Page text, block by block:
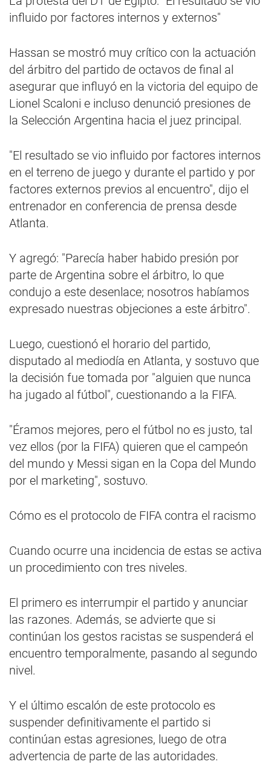
influido por factores internos y externos"
Hassan se mostró muy crítico con la actuación
del árbitro del partido de octavos de final al
asegurar que influyó en la victoria del equipo de
Lionel Scaloni e incluso denunció presiones de
la Selección Argentina hacia el juez principal.
"El resultado se vio influido por factores internos
en el terreno de juego y durante el partido y por
factores externos previos al encuentro", dijo el
entrenador en conferencia de prensa desde
Atlanta.
Y agregó: "Parecía haber habido presión por
parte de Argentina sobre el árbitro, lo que
condujo a este desenlace; nosotros habíamos
expresado nuestras objeciones a este árbitro".
Luego, cuestionó el horario del partido,
disputado al mediodía en Atlanta, y sostuvo que
la decisión fue tomada por "alguien que nunca
ha jugado al fútbol", cuestionando a la FIFA.
"Éramos mejores, pero el fútbol no es justo, tal
vez ellos (por la FIFA) quieren que el campeón
del mundo y Messi sigan en la Copa del Mundo
por el marketing", sostuvo.
Cómo es el protocolo de FIFA contra el racismo
Cuando ocurre una incidencia de estas se activa
un procedimiento con tres niveles.
El primero es interrumpir el partido y anunciar
las razones. Además, se advierte que si
continúan los gestos racistas se suspenderá el
encuentro temporalmente, pasando al segundo
nivel.
Y el último escalón de este protocolo es
suspender definitivamente el partido si
continúan estas agresiones, luego de otra
advertencia de parte de las autoridades.